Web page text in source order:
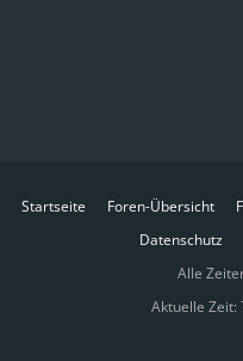
Startseite Foren-Übersicht
Datenschutz
Alle
Aktuelle Zeit: